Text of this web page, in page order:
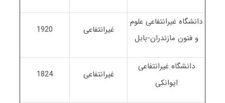
دانشگاه غیرانتفاعی علوم
و فنون مازندران-بابل
غیرانتفاعی 1920
دانشگاه غیرانتفاعی
ایوانکی
غیرانتفاعی 1824